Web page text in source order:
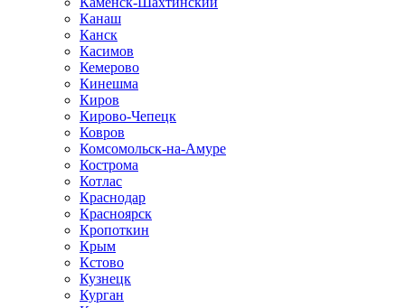
Канаш
Канск
Касимов
Кемерово
Кинешма
Киров
Кирово-Чепецк
Ковров
Комсомольск-на-Амуре
Кострома
Котлас
Краснодар
Красноярск
Кропоткин
Крым
Кстово
Кузнецк
Курган